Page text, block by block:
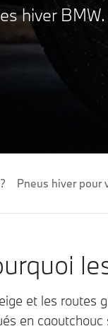
hiver BMW.
Pneus hiver pour
et les routes
en